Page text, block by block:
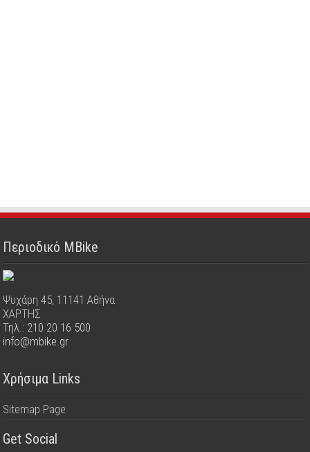
Περιοδικό MBike
Ψυχάρη 45, 11141 Αθήνα
ΧΑΡΤΗΣ
Τηλ.: 210 20 16 500
info@mbike.gr
Χρήσιμα Links
Sitemap Page
Get Social